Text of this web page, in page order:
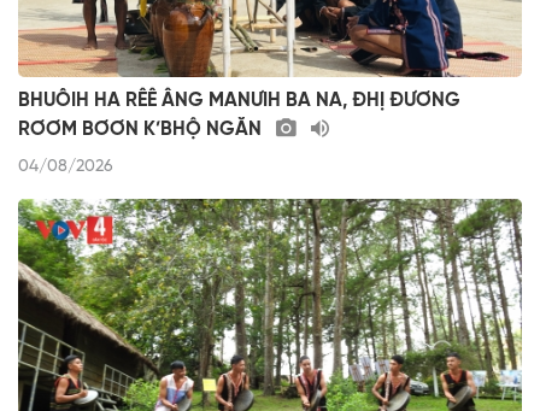
BHUÔIH HA RÊÊ ÂNG MANƯIH BA NA, ĐHỊ ĐƯƠNG
RƠƠM BƠƠN K’BHỘ NGĂN
04/08/2026